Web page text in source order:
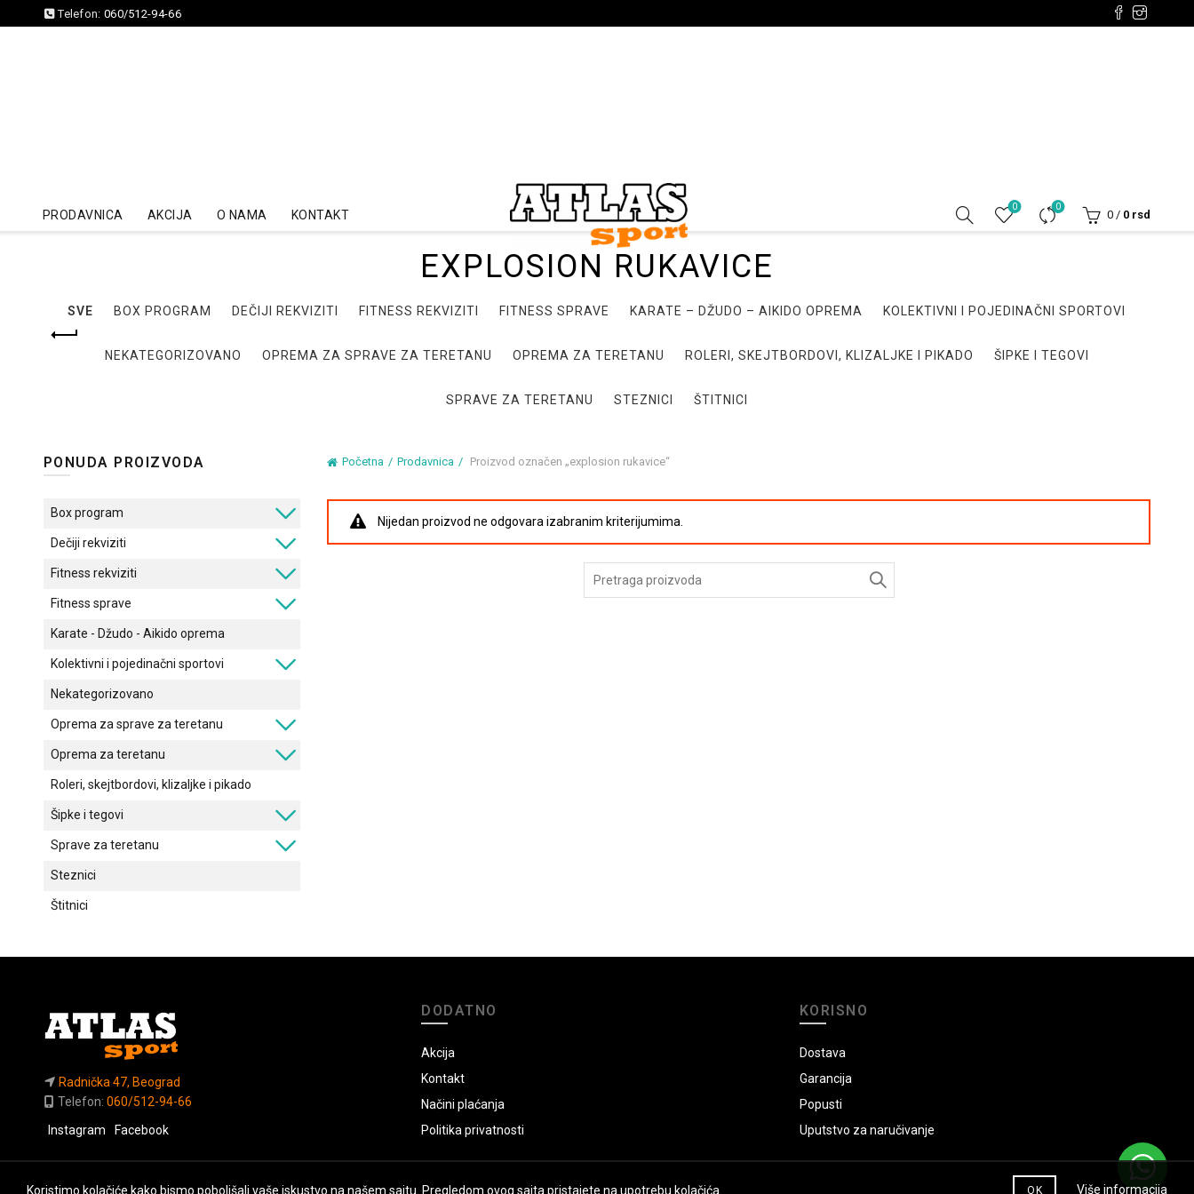
Telefon: 060/512-94-66
PRODAVNICA AKCIJA O NAMA KONTAKT
0 0
0 / 0 rsd
EXPLOSION RUKAVICE
SVE BOX PROGRAM DEČIJI REKVIZITI FITNESS REKVIZITI FITNESS SPRAVE KARATE – DŽUDO – AIKIDO OPREMA KOLEKTIVNI I POJEDINAČNI SPORTOVI
NEKATEGORIZOVANO OPREMA ZA SPRAVE ZA TERETANU OPREMA ZA TERETANU ROLERI, SKEJTBORDOVI, KLIZALJKE I PIKADO ŠIPKE I TEGOVI
SPRAVE ZA TERETANU STEZNICI ŠTITNICI
Početna Prodavnica Proizvod označen „explosion rukavice“
Nijedan proizvod ne odgovara izabranim kriterijumima.
PONUDA PROIZVODA
Box program
Dečiji rekviziti
Fitness rekviziti
Fitness sprave
Karate - Džudo - Aikido oprema
Kolektivni i pojedinačni sportovi
Nekategorizovano
Oprema za sprave za teretanu
Oprema za teretanu
Roleri, skejtbordovi, klizaljke i pikado
Šipke i tegovi
Sprave za teretanu
Steznici
Štitnici
Radnička 47, Beograd
Telefon: 060/512-94-66
Instagram
Facebook
DODATNO
Akcija
Kontakt
Načini plaćanja
Politika privatnosti
KORISNO
Dostava
Garancija
Popusti
Uputstvo za naručivanje
Koristimo kolačiće kako bismo poboljšali vaše iskustvo na našem sajtu. Pregledom ovog sajta pristajete na upotrebu kolačića. OK Više informacija